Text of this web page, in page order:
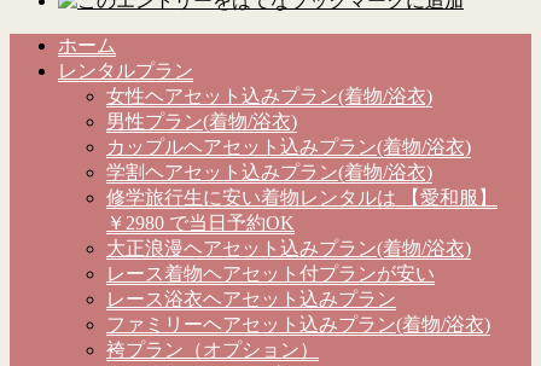
ホーム
レンタルプラン
女性ヘアセット込みプラン(着物/浴衣)
男性プラン(着物/浴衣)
カップルヘアセット込みプラン(着物/浴衣)
学割ヘアセット込みプラン(着物/浴衣)
修学旅行生に安い着物レンタルは 【愛和服】
￥2980 で当日予約OK
大正浪漫ヘアセット込みプラン(着物/浴衣)
レース着物ヘアセット付プランが安い
レース浴衣ヘアセット込みプラン
ファミリーヘアセット込みプラン(着物/浴衣)
袴プラン（オプション）